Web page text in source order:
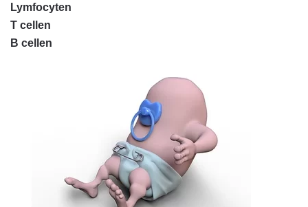
Lymfocyten
T cellen
B cellen